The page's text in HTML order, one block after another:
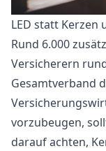
LED statt
Rund 6.000
Versicherern
Gesamtverband
vorzubeugen,
darauf achten,